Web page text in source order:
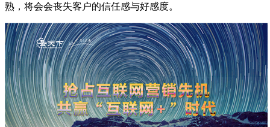
熟，将会会丧失客户的信任感与好感度。